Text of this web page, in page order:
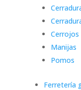
Cerrojos
Manijas
Pomos
Ferretería